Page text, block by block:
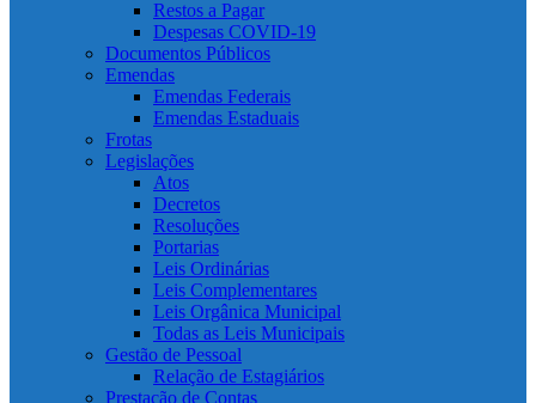
Restos a Pagar
Despesas COVID-19
Documentos Públicos
Emendas
Emendas Federais
Emendas Estaduais
Frotas
Legislações
Atos
Decretos
Resoluções
Portarias
Leis Ordinárias
Leis Complementares
Leis Orgânica Municipal
Todas as Leis Municipais
Gestão de Pessoal
Relação de Estagiários
Prestação de Contas